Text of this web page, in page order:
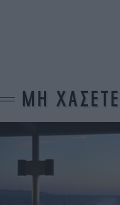
ΜΗ ΧΑΣΕΤΕ